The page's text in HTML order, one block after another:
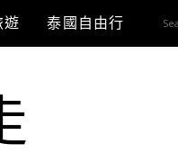
遊 泰國自由行